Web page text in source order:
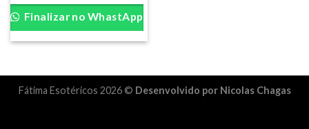
Finalizar no WhastApp
Fátima Esotéricos 2026 © Desenvolvido por Nicolas Chagas